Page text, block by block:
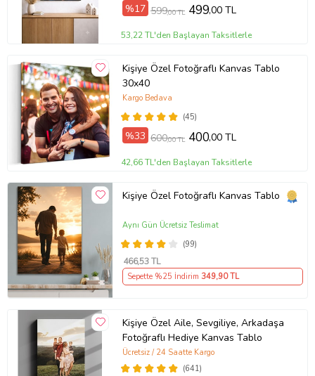
%17 599,00 TL 499,00 TL
53,22 TL'den Başlayan Taksitlerle
Kişiye Özel Fotoğraflı Kanvas Tablo
30x40
(45)
Kargo Bedava
%33 600,00 TL 400,00 TL
42,66 TL'den Başlayan Taksitlerle
Kişiye Özel Fotoğraflı Kanvas Tablo
(99)
Aynı Gün Ücretsiz Teslimat
466,53 TL
Sepette %25 İndirim 349,90 TL
Kişiye Özel Aile, Sevgiliye, Arkadaşa
Fotoğraflı Hediye Kanvas Tablo
(641)
Ücretsiz / 24 Saatte Kargo